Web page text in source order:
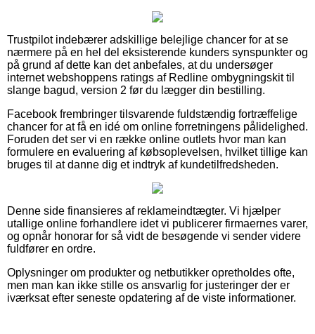
Trustpilot indebærer adskillige belejlige chancer for at se
nærmere på en hel del eksisterende kunders synspunkter og
på grund af dette kan det anbefales, at du undersøger
internet webshoppens ratings af Redline ombygningskit til
slange bagud, version 2 før du lægger din bestilling.
Facebook frembringer tilsvarende fuldstændig fortræffelige
chancer for at få en idé om online forretningens pålidelighed.
Foruden det ser vi en række online outlets hvor man kan
formulere en evaluering af købsoplevelsen, hvilket tillige kan
bruges til at danne dig et indtryk af kundetilfredsheden.
Denne side finansieres af reklameindtægter. Vi hjælper
utallige online forhandlere idet vi publicerer firmaernes varer,
og opnår honorar for så vidt de besøgende vi sender videre
fuldfører en ordre.
Oplysninger om produkter og netbutikker opretholdes ofte,
men man kan ikke stille os ansvarlig for justeringer der er
iværksat efter seneste opdatering af de viste informationer.